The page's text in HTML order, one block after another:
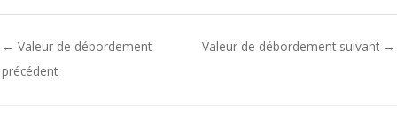
← Valeur de débordement
précédent
Valeur de débordement suivant →